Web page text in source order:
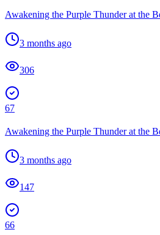
Awakening the Purple Thunder at the
3 months ago
306
67
Awakening the Purple Thunder at the
3 months ago
147
66